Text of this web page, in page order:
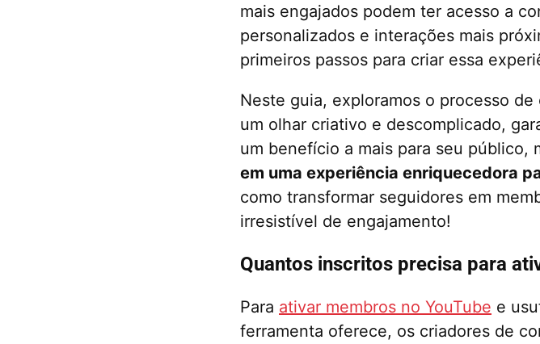
mais engajados podem ter acesso a
personalizados e interações mais
primeiros passos para criar essa
Neste guia, exploramos o processo
um olhar criativo e descomplicado,
um benefício a mais para seu público,
em uma experiência enriquecedora
como transformar seguidores em
irresistível de engajamento!
Quantos inscritos precisa para
Para ativar membros no YouTube e
ferramenta oferece, os criadores de